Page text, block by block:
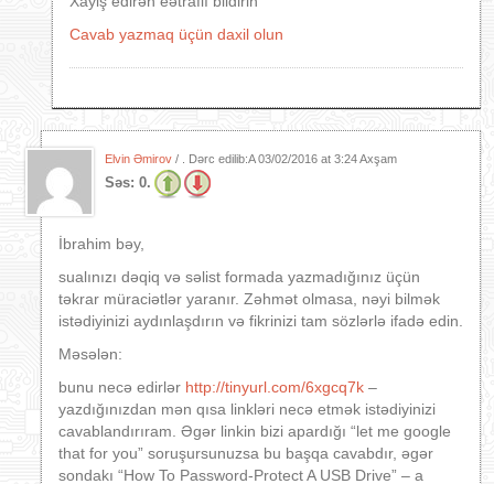
Cavab yazmaq üçün daxil olun
Elvin Əmirov / . Dərc edilib:A03/02/2016 at 3:24 Axşam
Səs: 0.
İbrahim bəy,
sualınızı dəqiq və səlist formada yazmadığınız üçün
təkrar müraciətlər yaranır. Zəhmət olmasa, nəyi bilmək
istədiyinizi aydınlaşdırın və fikrinizi tam sözlərlə ifadə edin.
Məsələn:
bunu necə edirlər http://tinyurl.com/6xgcq7k –
yazdığınızdan mən qısa linkləri necə etmək istədiyinizi
cavablandırıram. Əgər linkin bizi apardığı “let me google
that for you” soruşursunuzsa bu başqa cavabdır, əgər
sondakı “How To Password-Protect A USB Drive” – a